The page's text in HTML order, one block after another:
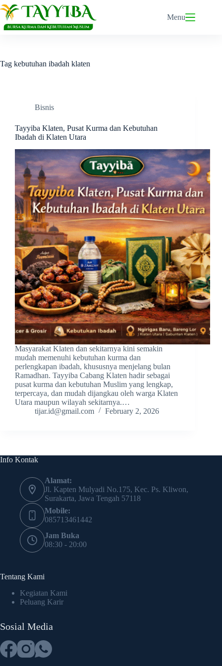
Skip
to
content
Menu
Tag kebutuhan ibadah klaten
Bisnis
Tayyiba Klaten, Pusat Kurma dan Kebutuhan
Ibadah di Klaten Utara
Masyarakat Klaten dan sekitarnya kini semakin
mudah memenuhi kebutuhan kurma dan
perlengkapan ibadah, khususnya menjelang bulan
Ramadhan. Tayyiba Cabang Klaten hadir sebagai
pusat kurma dan kebutuhan Muslim yang lengkap,
terpercaya, dan mudah dijangkau oleh warga Klaten
Utara maupun wilayah sekitarnya.…
tijar.id@gmail.com
February 2, 2026
Info Kontak
Alamat:
Jl. Kapten Mulyadi No.175, Kec. Ps. Kliwon,
Surakarta, Jawa Tengah 57118
Mobile:
085713461442
Jam Buka
08:30 - 20:00
Tentang Kami
Kegiatan Kami
Peluang Karir
Sosial Media